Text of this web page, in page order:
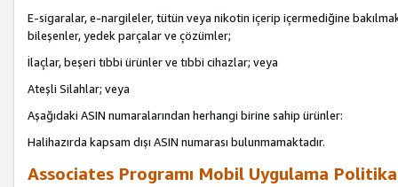
E-sigaralar, e-nargileler, tütün veya nikotin içerip içermediğine
bileşenler, yedek parçalar ve çözümler;
İlaçlar, beşeri tıbbi ürünler ve tıbbi cihazlar; veya
Ateşli Silahlar; veya
Aşağıdaki ASIN numaralarından herhangi birine sahip ürünler:
Halihazırda kapsam dışı ASIN numarası bulunmamaktadır.
Associates Programı Mobil Uygulama